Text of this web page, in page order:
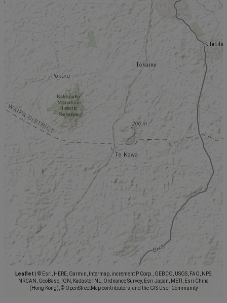
Leaflet
© Esri, HERE, Garmin, Intermap, increment P Corp., GEBCO, USGS, FAO, NPS,
NRCAN, GeoBase, IGN, Kadaster NL, Ordnance Survey, Esri Japan, METI, Esri China
(Hong Kong), © OpenStreetMap contributors, and the GIS User Community